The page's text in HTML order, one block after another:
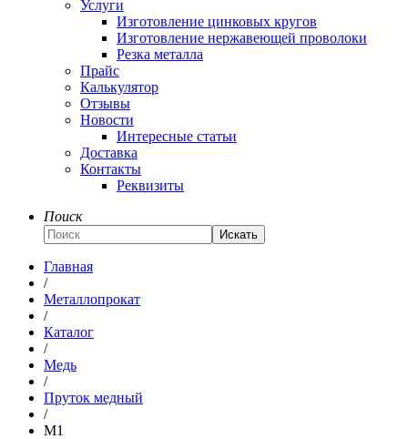
Услуги
Изготовление цинковых кругов
Изготовление нержавеющей проволоки
Резка металла
Прайс
Калькулятор
Отзывы
Новости
Интересные статьи
Доставка
Контакты
Реквизиты
Поиск
Искать
Главная
/
Металлопрокат
/
Каталог
/
Медь
/
Пруток медный
/
М1